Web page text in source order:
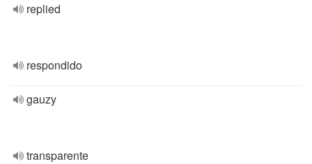
replied
respondido
gauzy
transparente